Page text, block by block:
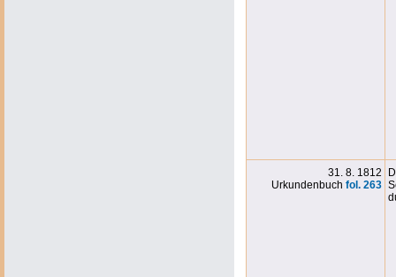
31. 8. 1812
Urkundenbuch fol. 263